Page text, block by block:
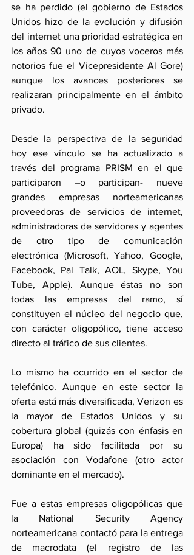
se ha perdido (el gobierno de Estados
Unidos hizo de la evolución y difusión
del internet una prioridad estratégica en
los años 90 uno de cuyos voceros más
notorios fue el Vicepresidente Al Gore)
aunque los avances posteriores se
realizaran principalmente en el ámbito
privado.
Desde la perspectiva de la seguridad
hoy ese vínculo se ha actualizado a
través del programa PRISM en el que
participaron –o participan- nueve
grandes empresas norteamericanas
proveedoras de servicios de internet,
administradoras de servidores y agentes
de otro tipo de comunicación
electrónica (Microsoft, Yahoo, Google,
Facebook, Pal Talk, AOL, Skype, You
Tube, Apple). Aunque éstas no son
todas las empresas del ramo, sí
constituyen el núcleo del negocio que,
con carácter oligopólico, tiene acceso
directo al tráfico de sus clientes.
Lo mismo ha ocurrido en el sector de
telefónico. Aunque en este sector la
oferta está más diversificada, Verizon es
la mayor de Estados Unidos y su
cobertura global (quizás con énfasis en
Europa) ha sido facilitada por su
asociación con Vodafone (otro actor
dominante en el mercado).
Fue a estas empresas oligopólicas que
la National Security Agency
norteamericana contactó para la entrega
de macrodata (el registro de las